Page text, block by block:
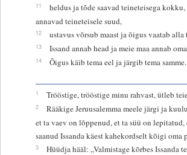
11
heldus ja tõde saavad teineteisega
annavad teineteisele suud,
12 ustavus võrsub maast ja õigus vaatab alla
13 Issand annab head ja meie maa annab
14 Õigus käib tema eel ja järgib tema samme.
1 Trööstige, trööstige minu rahvast, ütleb
2
Rääkige Jeruusalemma meele järgi ja
et ta vaev on lõppenud, et ta süü on lepitatud,
saanud Issanda käest kahekordselt kõigi oma
3
Hüüdja hääl: „Valmistage kõrbes Issanda